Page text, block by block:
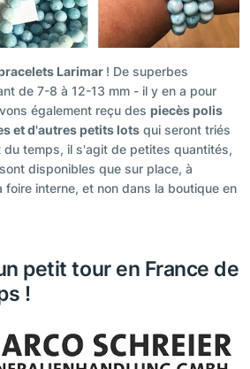
Larimar ! De superbes
de 7-8 à 12-13 mm - il y en a pour
également reçu des piecès polis
et d'autres petits lots qui seront triés
temps, il s'agit de petites quantités,
disponibles que sur place, à
interne, et non dans la boutique en
petit tour en France de
!